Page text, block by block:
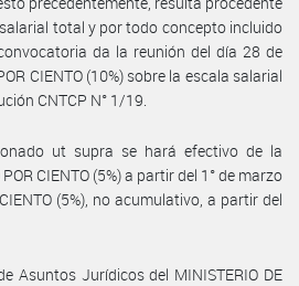
total y por todo concepto incluido
da la reunión del día 28 de
CIENTO (10%) sobre la escala salarial
CNTCP N° 1/19.
ut supra se hará efectivo de la
CIENTO (5%) a partir del 1° de marzo
(5%), no acumulativo, a partir del
Asuntos Jurídicos del MINISTERIO DE